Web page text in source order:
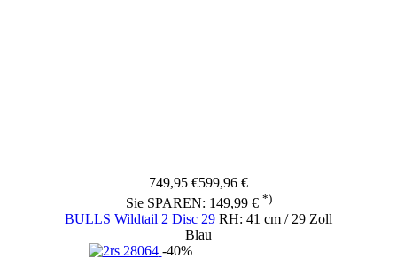
749,95 €599,96 €
Sie SPAREN: 149,99 € *)
BULLS Wildtail 2 Disc 29 RH: 41 cm / 29 Zoll
Blau
-40%